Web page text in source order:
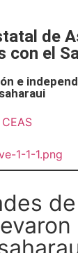
de
con el
e
saharaui
de